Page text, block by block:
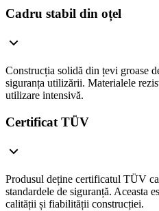
Cadru stabil din oțel
Construcția solidă din țevi groase
siguranța utilizării. Materialele
utilizare intensivă.
Certificat TÜV
Produsul deține certificatul TÜV
standardele de siguranță. Aceasta
calității și fiabilității construcției.